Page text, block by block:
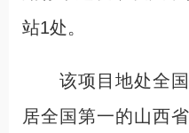
站1处。
该项目地处全国
居全国第一的山西